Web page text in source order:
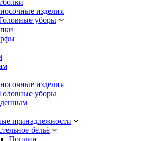
изделия
уборы
изделия
уборы
принадлежности
бельё
Поплин